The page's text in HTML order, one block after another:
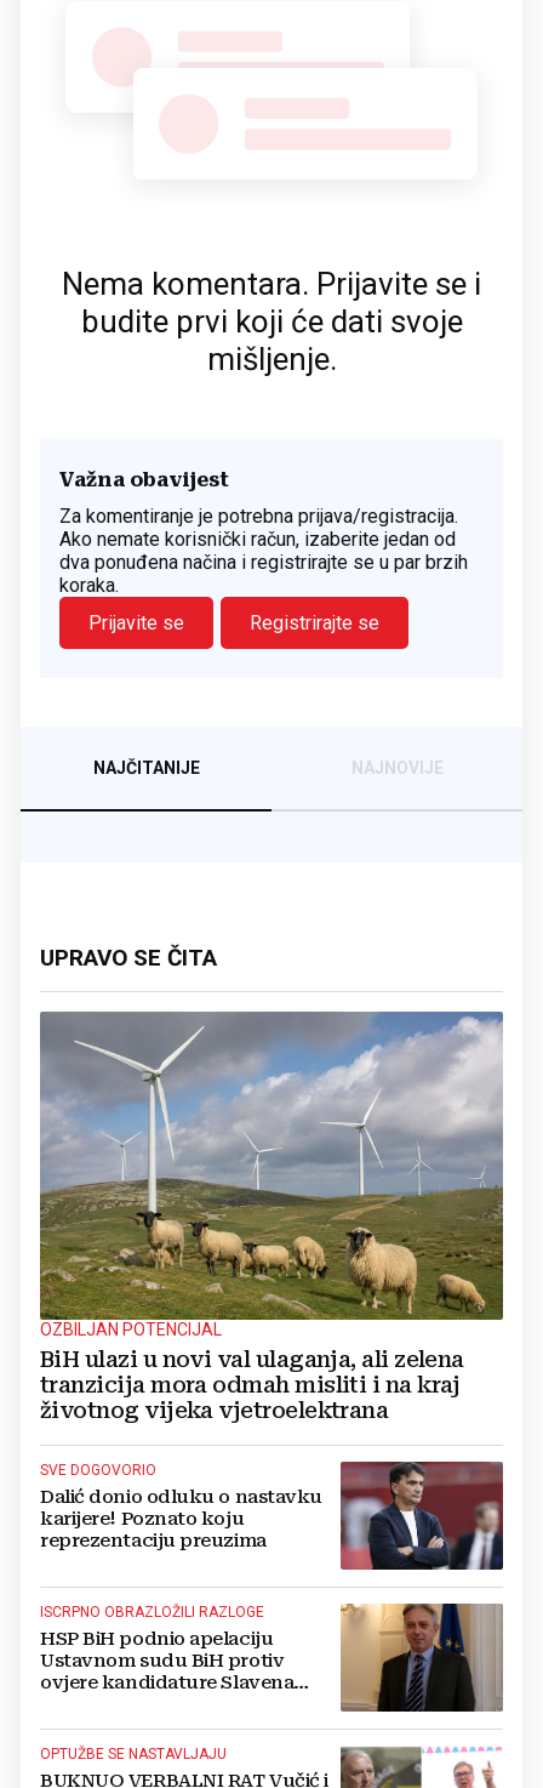
Nema komentara. Prijavite se i
budite prvi koji će dati svoje
mišljenje.
Važna obavijest
Za komentiranje je potrebna prijava/registracija.
Ako nemate korisnički račun, izaberite jedan od
dva ponuđena načina i registrirajte se u par brzih
koraka.
Prijavite se
Registrirajte se
NAJČITANIJE NAJNOVIJE
UPRAVO SE ČITA
OZBILJAN POTENCIJAL
BiH ulazi u novi val ulaganja, ali zelena
tranzicija mora odmah misliti i na kraj
životnog vijeka vjetroelektrana
SVE DOGOVORIO
Dalić donio odluku o nastavku
karijere! Poznato koju
reprezentaciju preuzima
ISCRPNO OBRAZLOŽILI RAZLOGE
HSP BiH podnio apelaciju
Ustavnom sudu BiH protiv
ovjere kandidature Slavena
OPTUŽBE SE NASTAVLJAJU
BUKNUO VERBALNI RAT Vučić i